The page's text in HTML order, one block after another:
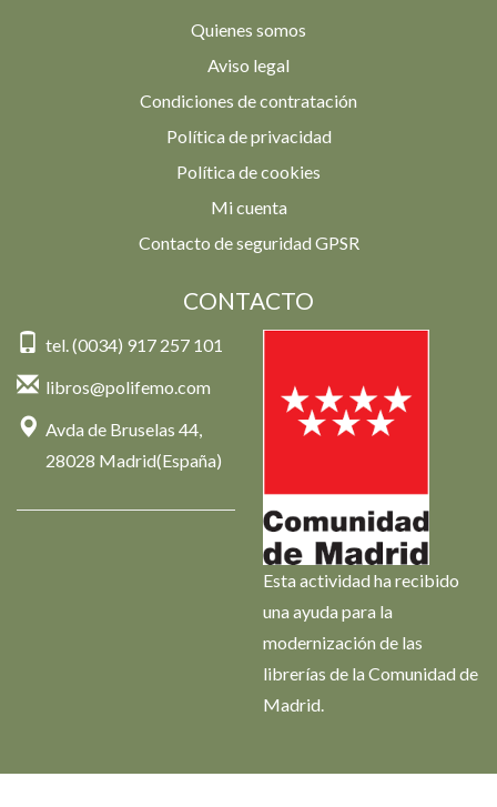
Quienes somos
Aviso legal
Condiciones de contratación
Política de privacidad
Política de cookies
Mi cuenta
Contacto de seguridad GPSR
CONTACTO
tel. (0034) 917 257 101
libros@polifemo.com
Avda de Bruselas 44,
28028 Madrid(España)
Esta actividad ha recibido
una ayuda para la
modernización de las
librerías de la Comunidad de
Madrid.